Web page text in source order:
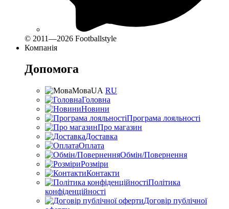
© 2011—2026 Footballstyle
Компанія
Допомога
МоваUA RU
Головна
Новини
Програма лояльності
Про магазин
Доставка
Оплата
Обмін/Повернення
Розміри
Контакти
Політика
конфіденційності
Договір публічної